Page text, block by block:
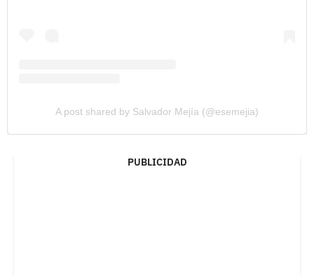
A post shared by Salvador Mejía (@esemejia)
PUBLICIDAD